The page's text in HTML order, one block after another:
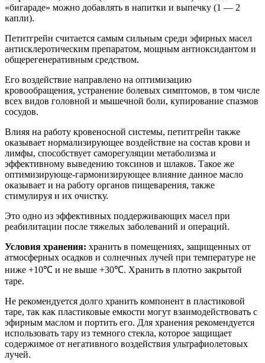
«бигараде» можно добавлять в напитки и выпечку (1 — 2
капли).
Петитгрейн считается самым сильным среди эфирных масел
антисклеротическим препаратом, мощным антиоксидантом и
общерегенеративным средством.
Его воздействие направлено на оптимизацию
кровообращения, устранение болевых симптомов, в том числе
всех видов головной и мышечной боли, купирование спазмов
сосудов.
Влияя на работу кровеносной системы, петитгрейн также
оказывает нормализирующее воздействие на состав крови и
лимфы, способствует саморегуляции метаболизма и
эффективному выведению токсинов и шлаков. Такое же
оптимизирующе-гармонизирующее влияние данное масло
оказывает и на работу органов пищеварения, также
стимулируя и их очистку.
Это одно из эффективных поддерживающих масел при
реабилитации после тяжелых заболеваний и операций.
Условия хранения: хранить в помещениях, защищенных от
атмосферных осадков и солнечных лучей при температуре не
ниже +10℃ и не выше +30℃. Хранить в плотно закрытой
таре.
Не рекомендуется долго хранить компонент в пластиковой
таре, так как пластиковые емкости могут взаимодействовать с
эфирным маслом и портить его. Для хранения рекомендуется
использовать тару из темного стекла, которое защищает
содержимое от негативного воздействия ультрафиолетовых
лучей.